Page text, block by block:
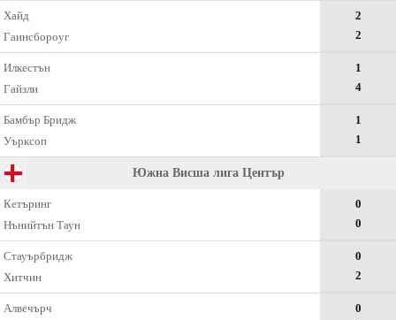
Хайд
Гаинсбороуг
2
2
Илкестън
Гайзли
1
4
Бамбър Бридж
Уърксоп
1
1
Южна Висша лига Център
Кетъринг
Нънийтън Таун
0
0
Стауърбридж
Хитчин
0
2
Алвечърч
0